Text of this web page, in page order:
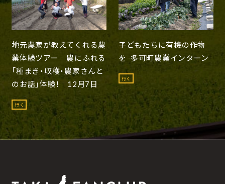
地元農家が教えてくれる農
業体験ツアー 農にふれる
「種まき・収穫・農家さんと
のお話」体験！ 12月7日
行く
子どもたちに有機の作物
を ―― 多可町農業インターン
行く